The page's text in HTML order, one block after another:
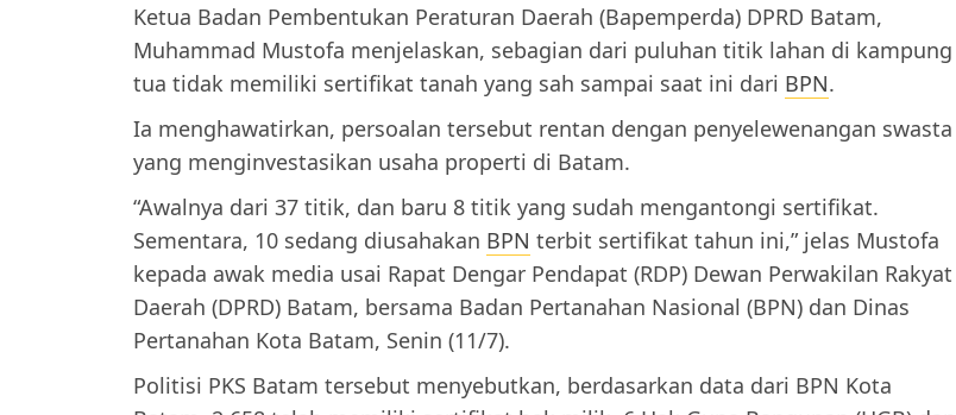
Ketua Badan Pembentukan Peraturan Daerah (Bapemperda) DPRD Batam,
Muhammad Mustofa menjelaskan, sebagian dari puluhan titik lahan di kampung
tua tidak memiliki sertifikat tanah yang sah sampai saat ini dari BPN.
Ia menghawatirkan, persoalan tersebut rentan dengan penyelewenangan swasta
yang menginvestasikan usaha properti di Batam.
“Awalnya dari 37 titik, dan baru 8 titik yang sudah mengantongi sertifikat.
Sementara, 10 sedang diusahakan BPN terbit sertifikat tahun ini,” jelas Mustofa
kepada awak media usai Rapat Dengar Pendapat (RDP) Dewan Perwakilan Rakyat
Daerah (DPRD) Batam, bersama Badan Pertanahan Nasional (BPN) dan Dinas
Pertanahan Kota Batam, Senin (11/7).
Politisi PKS Batam tersebut menyebutkan, berdasarkan data dari BPN Kota